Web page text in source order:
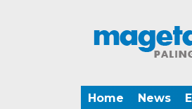
Home News